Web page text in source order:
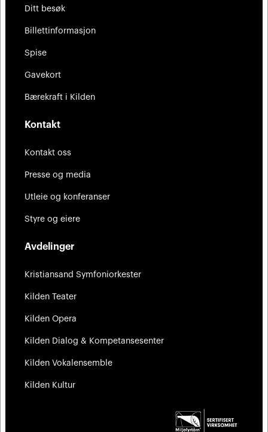
Ditt besøk
Billettinformasjon
Spise
Gavekort
Bærekraft i Kilden
Kontakt
Kontakt oss
Presse og media
Utleie og konferanser
Styre og eiere
Avdelinger
Kristiansand Symfoniorkester
Kilden Teater
Kilden Opera
Kilden Dialog & Kompetansesenter
Kilden Vokalensemble
Kilden Kultur